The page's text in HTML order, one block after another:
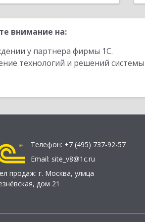
внимание на:
у партнера фирмы 1С.
технологий и решений
Телефон: +7 (495) 737-92-57
Email: site_v8@1c.ru
продаж: г. Москва, улица
дом 21